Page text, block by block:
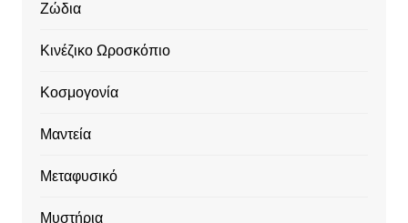
Ζώδια
Κινέζικο Ωροσκόπιο
Κοσμογονία
Μαντεία
Μεταφυσικό
Μυστήρια